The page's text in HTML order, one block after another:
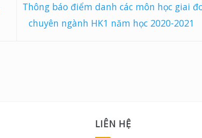
Thông báo điểm danh các môn học giai
chuyên ngành HK1 năm học 2020-2021
LIÊN HỆ